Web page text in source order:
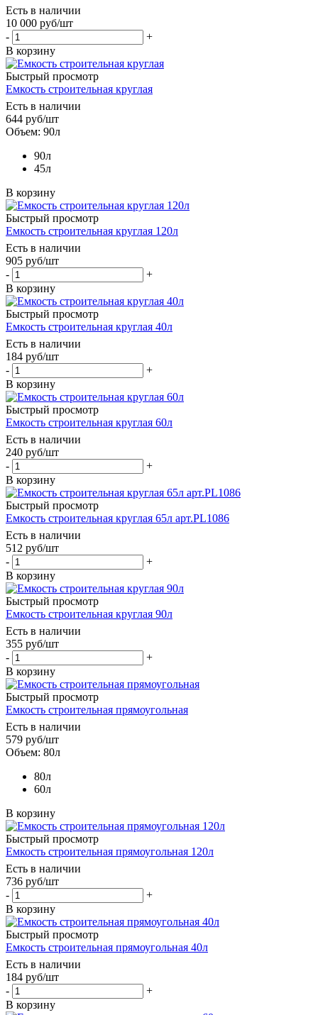
Есть в наличии
10 000 руб/шт
-
+
В корзину
Быстрый просмотр
Емкость строительная круглая
Есть в наличии
644 руб/шт
Объем: 90л
90л
45л
В корзину
Быстрый просмотр
Емкость строительная круглая 120л
Есть в наличии
905 руб/шт
-
+
В корзину
Быстрый просмотр
Емкость строительная круглая 40л
Есть в наличии
184 руб/шт
-
+
В корзину
Быстрый просмотр
Емкость строительная круглая 60л
Есть в наличии
240 руб/шт
-
+
В корзину
Быстрый просмотр
Емкость строительная круглая 65л арт.PL1086
Есть в наличии
512 руб/шт
-
+
В корзину
Быстрый просмотр
Емкость строительная круглая 90л
Есть в наличии
355 руб/шт
-
+
В корзину
Быстрый просмотр
Емкость строительная прямоугольная
Есть в наличии
579 руб/шт
Объем: 80л
80л
60л
В корзину
Быстрый просмотр
Емкость строительная прямоугольная 120л
Есть в наличии
736 руб/шт
-
+
В корзину
Быстрый просмотр
Емкость строительная прямоугольная 40л
Есть в наличии
184 руб/шт
-
+
В корзину